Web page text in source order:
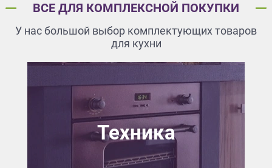
ВСЕ ДЛЯ КОМПЛЕКСНОЙ ПОКУПКИ
У нас большой выбор комплектующих товаров
для кухни
Техника